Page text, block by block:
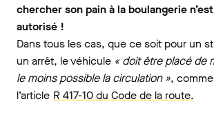
chercher son pain à la boulangerie
autorisé !
Dans tous les cas, que ce soit pour un
un arrêt, le véhicule « doit être placé de
le moins possible la circulation »,
l’article R 417-10 du Code de la route.